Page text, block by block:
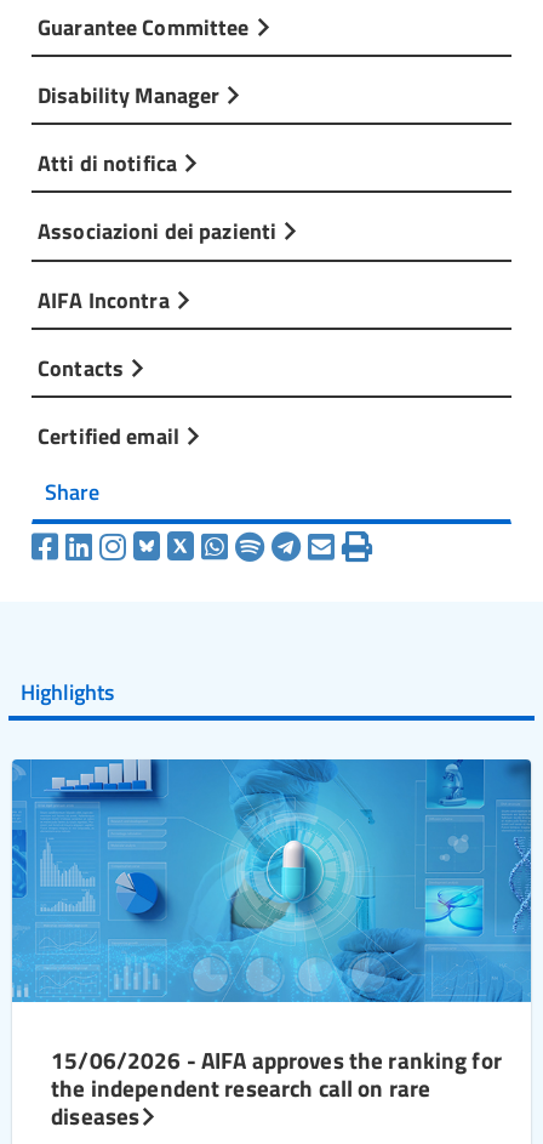
Guarantee Committee
Disability Manager
Atti di notifica
Associazioni dei pazienti
AIFA Incontra
Contacts
Certified email
Share
Highlights
15/06/2026 - AIFA approves the ranking for
the independent research call on rare
diseases